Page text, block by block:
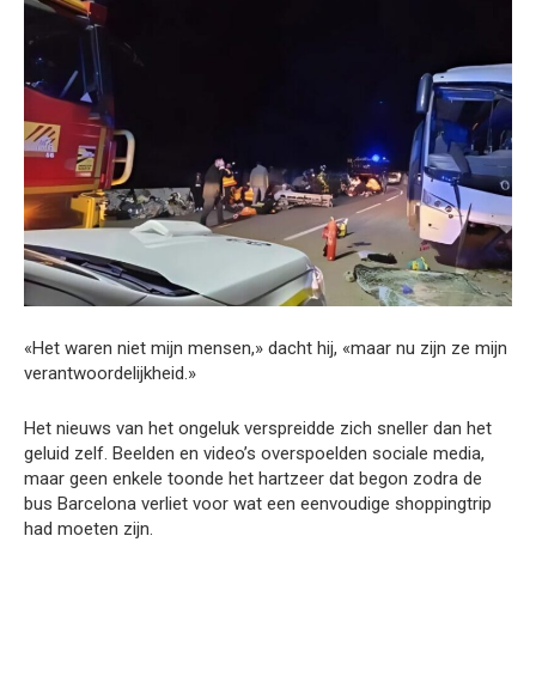
«Het waren niet mijn mensen,» dacht hij, «maar nu zijn ze mijn
verantwoordelijkheid.»
Het nieuws van het ongeluk verspreidde zich sneller dan het
geluid zelf. Beelden en video’s overspoelden sociale media,
maar geen enkele toonde het hartzeer dat begon zodra de
bus Barcelona verliet voor wat een eenvoudige shoppingtrip
had moeten zijn.